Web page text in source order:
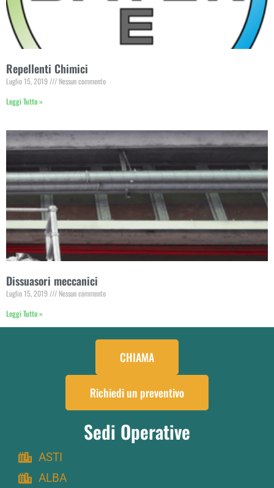
Repellenti Chimici
Luglio 15, 2019
Nessun commento
Leggi Tutto »
Dissuasori meccanici
Luglio 15, 2019
Nessun commento
Leggi Tutto »
CHIAMA
Richiedi un preventivo
Sedi Operative
ASTI
ALBA